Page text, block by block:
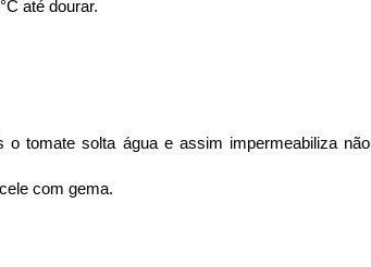
até dourar.
tomate solta água e assim impermeabiliza não
com gema.